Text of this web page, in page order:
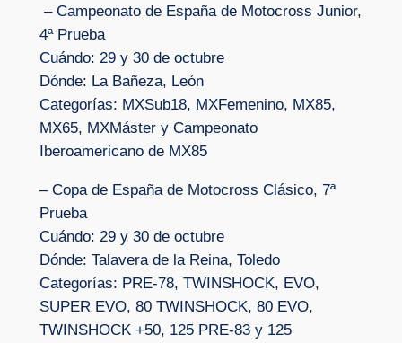
– Campeonato de España de Motocross Junior,
4ª Prueba
Cuándo: 29 y 30 de octubre
Dónde: La Bañeza, León
Categorías: MXSub18, MXFemenino, MX85,
MX65, MXMáster y Campeonato
Iberoamericano de MX85
– Copa de España de Motocross Clásico, 7ª
Prueba
Cuándo: 29 y 30 de octubre
Dónde: Talavera de la Reina, Toledo
Categorías: PRE-78, TWINSHOCK, EVO,
SUPER EVO, 80 TWINSHOCK, 80 EVO,
TWINSHOCK +50, 125 PRE-83 y 125